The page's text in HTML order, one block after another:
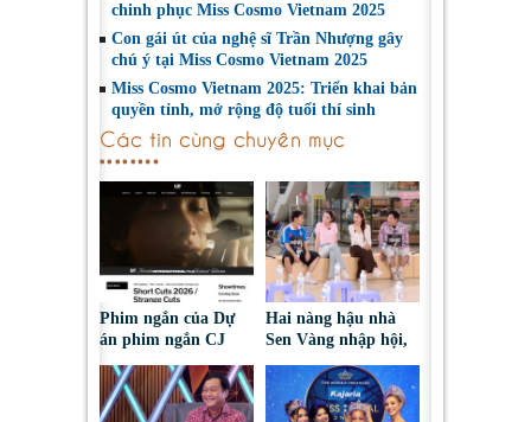
chinh phục Miss Cosmo Vietnam 2025
Con gái út của nghệ sĩ Trần Nhượng gây
chú ý tại Miss Cosmo Vietnam 2025
Miss Cosmo Vietnam 2025: Triển khai bản
quyền tỉnh, mở rộng độ tuổi thí sinh
Các tin cùng chuyên mục
Phim ngắn của Dự
án phim ngắn CJ
tiếp tục được đề cử
tại LHP quốc tế
Toronto 2026
Hai nàng hậu nhà
Sen Vàng nhập hội,
cùng Duniverse
chinh phục khán giả